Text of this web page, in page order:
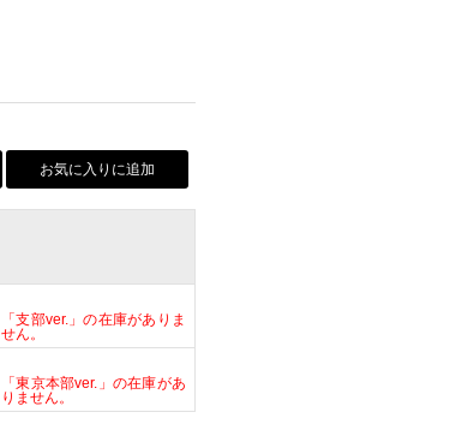
お気に入りに追加
「支部ver.」の在庫がありま
せん。
「東京本部ver.」の在庫があ
りません。